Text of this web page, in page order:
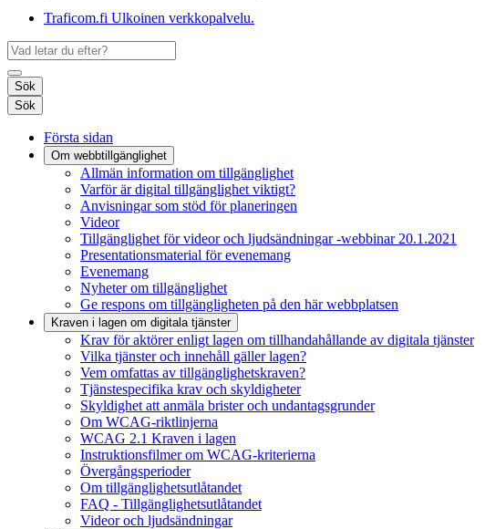
Traficom.fi Ulkoinen verkkopalvelu.
Sök
Sök
Första sidan
Om webbtillgänglighet
Allmän information om tillgänglighet
Varför är digital tillgänglighet viktigt?
Anvisningar som stöd för planeringen
Videor
Tillgänglighet för videor och ljudsändningar -webbinar 20.1.2021
Presentationsmaterial för evenemang
Evenemang
Nyheter om tillgänglighet
Ge respons om tillgängligheten på den här webbplatsen
Kraven i lagen om digitala tjänster
Krav för aktörer enligt lagen om tillhandahållande av digitala tjänster
Vilka tjänster och innehåll gäller lagen?
Vem omfattas av tillgänglighetskraven?
Tjänstespecifika krav och skyldigheter
Skyldighet att anmäla brister och undantagsgrunder
Om WCAG-riktlinjerna
WCAG 2.1 Kraven i lagen
Instruktionsfilmer om WCAG-kriterierna
Övergångsperioder
Om tillgänglighetsutlåtandet
FAQ - Tillgänglighetsutlåtandet
Videor och ljudsändningar